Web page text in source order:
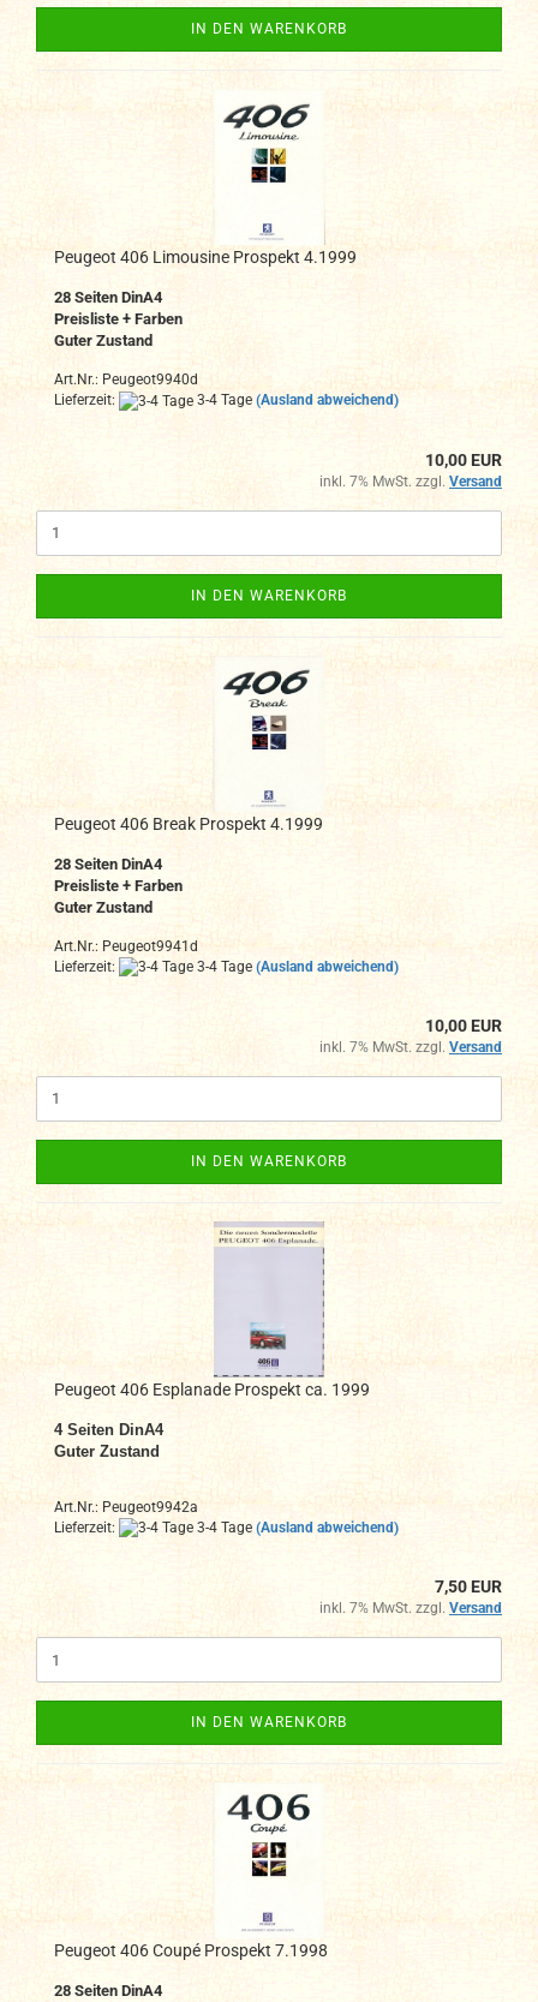
IN DEN WARENKORB
Peugeot 406 Limousine Prospekt 4.1999
28 Seiten DinA4
Preisliste + Farben
Guter Zustand
Art.Nr.: Peugeot9940d
Lieferzeit:
3-4 Tage (Ausland abweichend)
10,00 EUR
inkl. 7% MwSt. zzgl.Versand
IN DEN WARENKORB
Peugeot 406 Break Prospekt 4.1999
28 Seiten DinA4
Preisliste + Farben
Guter Zustand
Art.Nr.: Peugeot9941d
Lieferzeit:
3-4 Tage (Ausland abweichend)
10,00 EUR
inkl. 7% MwSt. zzgl. Versand
IN DEN WARENKORB
Peugeot 406 Esplanade Prospekt ca. 1999
4 Seiten DinA4
Guter Zustand
Art.Nr.: Peugeot9942a
Lieferzeit:
3-4 Tage (Ausland abweichend)
7,50 EUR
inkl. 7% MwSt. zzgl. Versand
IN DEN WARENKORB
Peugeot 406 Coupé Prospekt 7.1998
28 Seiten DinA4